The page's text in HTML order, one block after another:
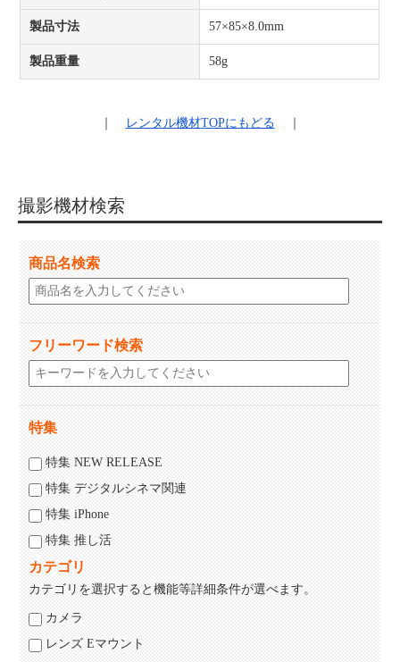
製品寸法 57×85×8.0mm
製品重量 58g
レンタル機材TOPにもどる
撮影機材検索
商品名検索
フリーワード検索
特集
特集 NEW RELEASE
特集 デジタルシネマ関連
特集 iPhone
特集 推し活
カテゴリ
カテゴリを選択すると機能等詳細条件が選べます。
カメラ
レンズ Eマウント